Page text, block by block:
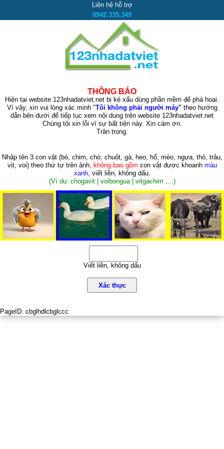
Liên hệ hỗ trợ
0942.335.349
THÔNG BÁO
Hiện tại website 123nhadatviet.net bị kẻ xấu dùng phần mềm để phá hoại.
Vì vậy, xin vui lòng xác minh "Tôi không phải người máy"theo hướng
dẫn bên dưới để tiếp tục xem nội dung trên website 123nhadatviet.net
Chúng tôi xin lỗi vì sự bất tiện này. Xin cám ơn.
Trân trọng.
Nhập tên 3 con vật (bò, chim, chó, chuột, gà, heo, hổ, mèo, ngựa, thỏ, trâu,
vịt, voi)theo thứ tự trên ảnh, không bao gồm con vật được khoanh màu
xanh, viết liền, không dấu.
(Ví dụ: chogavit | voibongua | vitgachim ,...)
Viết liền, không dấu
Xác thực
PageID: cbglhdlcbglccc